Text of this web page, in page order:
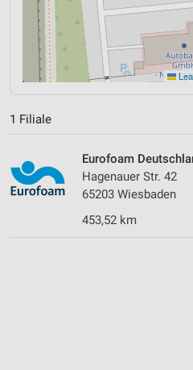
1 Filiale
Eurofoam
Hagenauer Str. 42
65203 Wiesbaden
453,52 km